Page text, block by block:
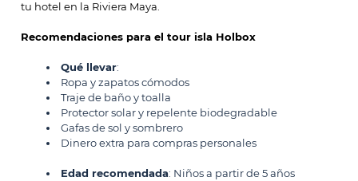
tu hotel en la Riviera Maya.
Recomendaciones para el tour isla Holbox
Qué llevar:
Ropa y zapatos cómodos
Traje de baño y toalla
Protector solar y repelente biodegradable
Gafas de sol y sombrero
Dinero extra para compras personales
Edad recomendada: Niños a partir de 5 años